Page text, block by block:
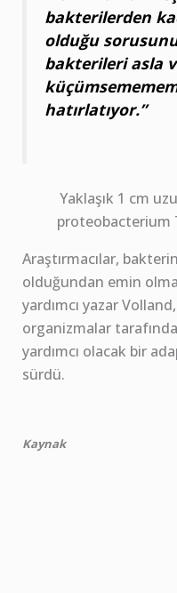
bakterilerden
olduğu
bakterileri asla
hatırlatıyor.”
Yaklaşık 1 cm
proteobacterium
Araştırmacılar,
olduğundan emin
yardımcı yazar
organizmalar
yardımcı olacak bir
sürdü.
Kaynak